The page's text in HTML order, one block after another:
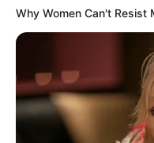
Why Women Can't Resist